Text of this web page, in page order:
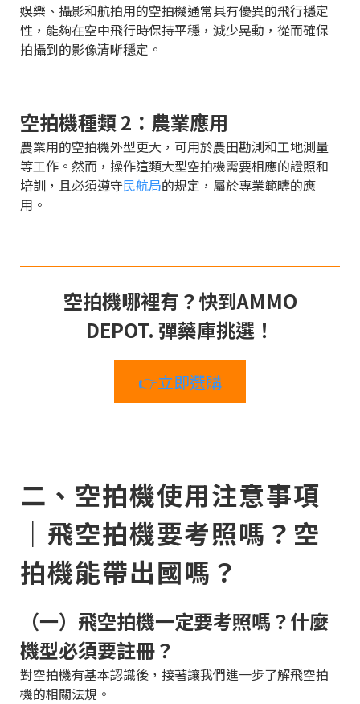
娛樂、攝影和航拍用的空拍機通常具有優異的飛行穩定
性，能夠在空中飛行時保持平穩，減少晃動，從而確保
拍攝到的影像清晰穩定。
空拍機種類 2：農業應用
農業用的空拍機外型更大，可用於農田勘測和工地測量
等工作。然而，操作這類大型空拍機需要相應的證照和
培訓，且必須遵守民航局的規定，屬於專業範疇的應
用。
空拍機哪裡有？快到AMMO
DEPOT. 彈藥庫挑選！
👉立即選購
二、空拍機使用注意事項
｜飛空拍機要考照嗎？空
拍機能帶出國嗎？
（一）飛空拍機一定要考照嗎？什麼
機型必須要註冊？
對空拍機有基本認識後，接著讓我們進一步了解飛空拍
機的相關法規。